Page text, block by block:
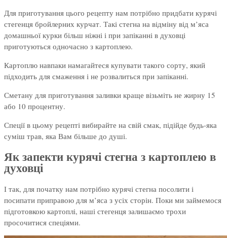
Для приготування цього рецепту нам потрібно придбати курячі
стегенця бройлерних курчат. Такі стегна на відміну від м’яса
домашньої курки більш ніжні і при запіканні в духовці
приготуються одночасно з картоплею.
Картоплю навпаки намагайтеся купувати такого сорту, який
підходить для смаження і не розвалиться при запіканні.
Сметану для приготування заливки краще візьміть не жирну 15
або 10 процентну.
Спеції в цьому рецепті вибирайте на свій смак, підійде будь-яка
суміш трав, яка Вам більше до душі.
Як запекти курячі стегна з картоплею в
духовці
І так, для початку нам потрібно курячі стегна посолити і
посипати приправою для м’яса з усіх сторін. Поки ми займемося
підготовкою картоплі, наші стегенця залишаємо трохи
просочитися спеціями.